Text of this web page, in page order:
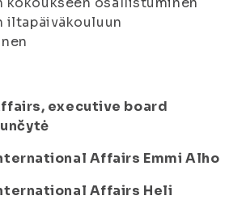
iltapäiväkouluun
executive board
Affairs Emmi Alho
Affairs Heli